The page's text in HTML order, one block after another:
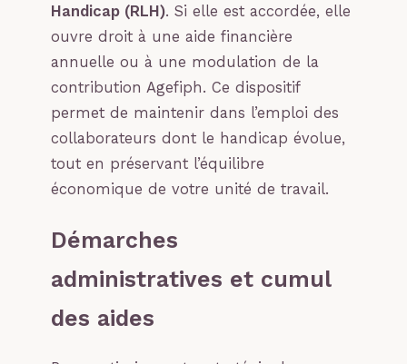
Handicap (RLH). Si elle est accordée, elle
ouvre droit à une aide financière
annuelle ou à une modulation de la
contribution Agefiph. Ce dispositif
permet de maintenir dans l’emploi des
collaborateurs dont le handicap évolue,
tout en préservant l’équilibre
économique de votre unité de travail.
Démarches
administratives et cumul
des aides